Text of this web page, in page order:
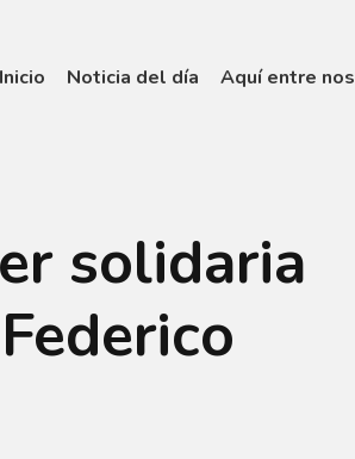
Inicio Noticia del día Aquí entre nos
solidaria